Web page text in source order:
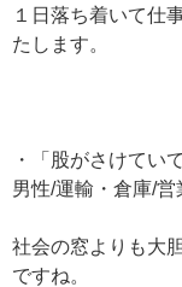
１日落ち着いて仕
たします。
・「股がさけてい
男性/運輸・倉庫/営
社会の窓よりも大
ですね。